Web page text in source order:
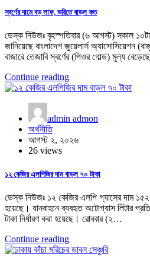
স্বর্ণের দামে বড় লাফ, ভরিতে বাড়ল কত
ডেস্ক নিউজঃ বৃহস্পতিবার (৬ আগস্ট) সকাল
জানিয়েছে বাংলাদেশ জুয়েলার্স অ্যাসোসিয়েশন
বাজারে তেজাবি স্বর্ণের (পিওর গোল্ড) মূল্য
Continue reading
admin admon
অর্থনীতি
আগস্ট ২, ২০২৬
26 views
১২ কেজির এলপিজির দাম বাড়ল ৭০ টাকা
ডেস্ক নিউজঃ ১২ কেজির এলপি গ্যাসের দাম
হয়েছে। যানবাহনে ব্যবহৃত অটোগ্যাস লিটার
টাকা নির্ধারণ করা হয়েছে। রোববার (২…
Continue reading